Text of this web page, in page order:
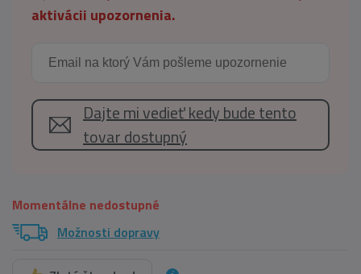
aktivácii upozornenia.
Dajte mi vedieť kedy bude tento
tovar dostupný
Momentálne nedostupné
Možnosti dopravy